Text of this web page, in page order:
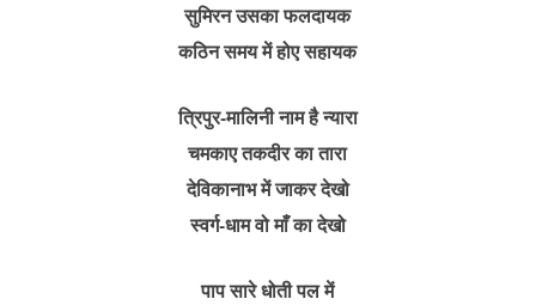
सुमिरन उसका फलदायक
कठिन समय में होए सहायक
त्रिपुर-मालिनी नाम है न्यारा
चमकाए तकदीर का तारा
देविकानाभ में जाकर देखो
स्वर्ग-धाम वो माँ का देखो
पाप सारे धोती पल में